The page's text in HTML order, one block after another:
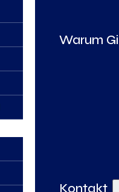
Warum
Kontakt